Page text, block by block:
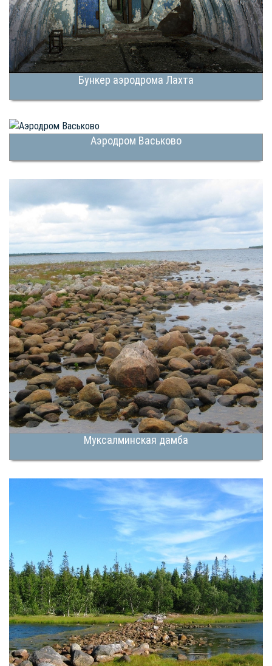
Бункер аэродрома Лахта
Аэродром Васьково
Муксалминская дамба